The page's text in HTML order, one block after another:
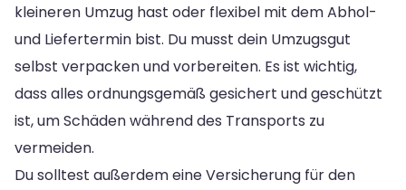
kleineren Umzug hast oder flexibel mit dem Abhol-
und Liefertermin bist. Du musst dein Umzugsgut
selbst verpacken und vorbereiten. Es ist wichtig,
dass alles ordnungsgemäß gesichert und geschützt
ist, um Schäden während des Transports zu
vermeiden.
Du solltest außerdem eine Versicherung für den